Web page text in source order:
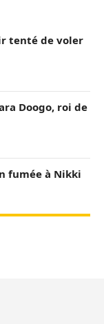
tenté de voler
Doogo, roi de
fumée à Nikki